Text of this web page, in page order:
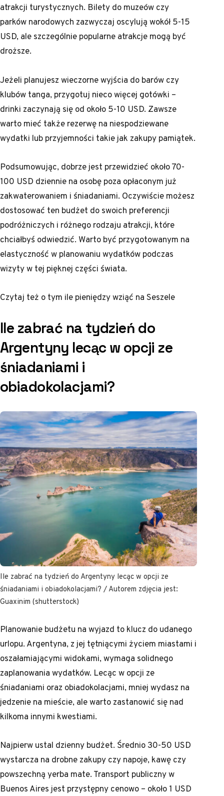
atrakcji turystycznych. Bilety do muzeów czy
parków narodowych zazwyczaj oscylują wokół 5-15
USD, ale szczególnie popularne atrakcje mogą być
droższe.
Jeżeli planujesz wieczorne wyjścia do barów czy
klubów tanga, przygotuj nieco więcej gotówki –
drinki zaczynają się od około 5-10 USD. Zawsze
warto mieć także rezerwę na niespodziewane
wydatki lub przyjemności takie jak zakupy pamiątek.
Podsumowując, dobrze jest przewidzieć około 70-
100 USD dziennie na osobę poza opłaconym już
zakwaterowaniem i śniadaniami. Oczywiście możesz
dostosować ten budżet do swoich preferencji
podróżniczych i różnego rodzaju atrakcji, które
chciałbyś odwiedzić. Warto być przygotowanym na
elastyczność w planowaniu wydatków podczas
wizyty w tej pięknej części świata.
Czytaj też o tym ile pieniędzy wziąć na Seszele
Ile zabrać na tydzień do
Argentyny lecąc w opcji ze
śniadaniami i
obiadokolacjami?
Ile zabrać na tydzień do Argentyny lecąc w opcji ze
śniadaniami i obiadokolacjami? / Autorem zdjęcia jest:
Guaxinim (shutterstock)
Planowanie budżetu na wyjazd to klucz do udanego
urlopu. Argentyna, z jej tętniącymi życiem miastami i
oszałamiającymi widokami, wymaga solidnego
zaplanowania wydatków. Lecąc w opcji ze
śniadaniami oraz obiadokolacjami, mniej wydasz na
jedzenie na mieście, ale warto zastanowić się nad
kilkoma innymi kwestiami.
Najpierw ustal dzienny budżet. Średnio 30-50 USD
wystarcza na drobne zakupy czy napoje, kawę czy
powszechną yerba mate. Transport publiczny w
Buenos Aires jest przystępny cenowo – około 1 USD